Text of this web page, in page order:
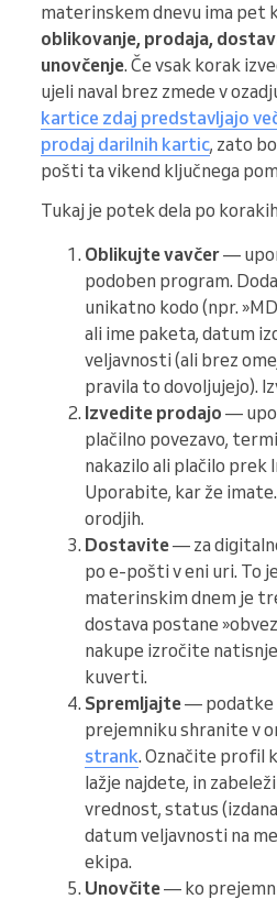
materinskem dnevu ima pet
oblikovanje, prodaja,
unovčenje. Če vsak korak
ujeli naval brez zmede v
kartice zdaj predstavljajo
prodaj darilnih kartic, zato
pošti ta vikend ključnega
Tukaj je potek dela po
Oblikujte vavčer—
podoben program.
unikatno kodo (npr.
ali ime paketa, datum
veljavnosti (ali brez
pravila to dovoljujejo).
Izvedite prodajo —
plačilno povezavo,
nakazilo ali plačilo prek
Uporabite, kar že
orodjih.
Dostavite— za
po e-pošti v eni uri. To
materinskim dnem je
dostava postane
nakupe izročite
kuverti.
Spremljajte— podatke
prejemniku shranite v
strank. Označite profil
lažje najdete, in
vrednost, status
datum veljavnosti na
ekipa.
Unovčite— ko